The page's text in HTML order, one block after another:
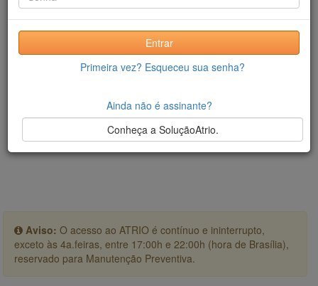
Aviso: O acesso ao ATRIO é contínuo e ininterrupto,
exceto às 4a.feiras, entre 17:00h e 22:00h (hora de Brasília),
reservado para Manutenção Preventiva.
Entrar
Primeira vez? Esqueceu sua senha?
Ainda não é assinante?
Conheça a SoluçãoAtrio.